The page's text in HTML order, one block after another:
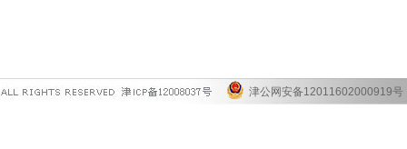
津公网安备12011602000919号